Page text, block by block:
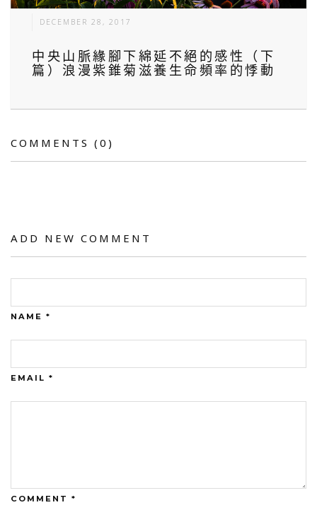
DECEMBER 28, 2017
中央山脈緣腳下綿延不絕的感性（下
篇）浪漫紫錐菊滋養生命頻率的悸動
COMMENTS (0)
ADD NEW COMMENT
NAME *
EMAIL *
COMMENT *